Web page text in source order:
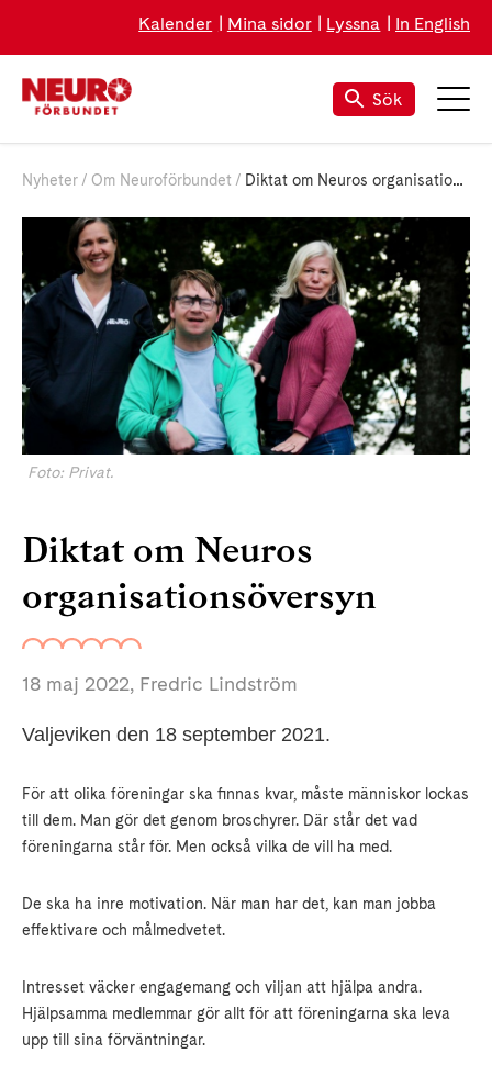
Kalender Mina sidor Lyssna In English
Sök
Nyheter Om Neuroförbundet Diktat om Neuros organisationsöversyn
Foto: Privat.
Diktat om Neuros
organisationsöversyn
18 maj 2022, Fredric Lindström
Valjeviken den 18 september 2021.
För att olika föreningar ska finnas kvar, måste människor lockas
till dem. Man gör det genom broschyrer. Där står det vad
föreningarna står för. Men också vilka de vill ha med.
De ska ha inre motivation. När man har det, kan man jobba
effektivare och målmedvetet.
Intresset väcker engagemang och viljan att hjälpa andra.
Hjälpsamma medlemmar gör allt för att föreningarna ska leva
upp till sina förväntningar.